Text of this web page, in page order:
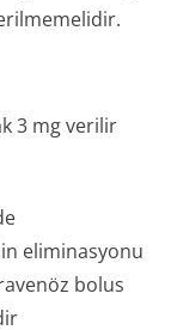
3 mg verilir
eliminasyonu
bolus